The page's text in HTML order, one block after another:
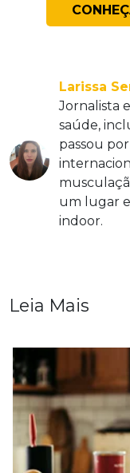
Larissa
Jornalista
saúde,
passou
um lugar
indoor.
Leia Mais